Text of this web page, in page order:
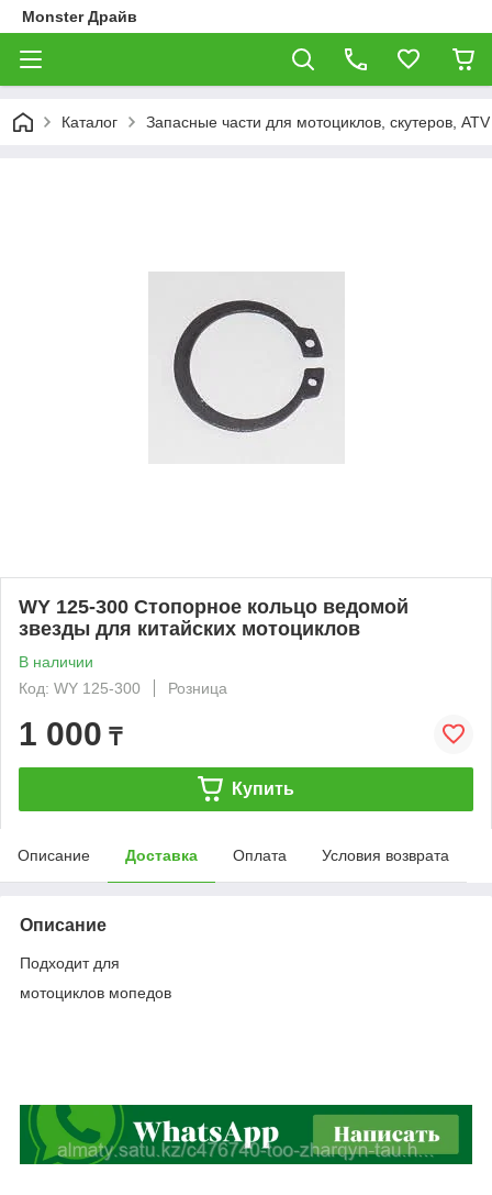
Monster Драйв
Каталог Запасные части для мотоциклов, скутеров, ATV
WY 125-300 Стопорное кольцо ведомой
звезды для китайских мотоциклов
В наличии
Код: WY 125-300
Розница
1 000 ₸
Купить
Описание Доставка Оплата Условия возврата
Описание
Подходит для
мотоциклов мопедов